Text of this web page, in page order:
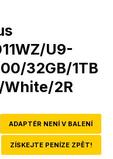
U9-
32GB/1TB
White/2R
ADAPTÉR NENÍ V BALENÍ
ZÍSKEJTE PENÍZE ZPĚT!